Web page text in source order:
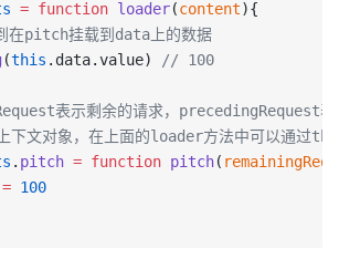
= function loader(content){
在pitch挂载到data上的数据
(this .data.value)
// 100
表示剩余的请求，precedingRequest表
文对象，在上面的loader方法中可以通过
. pitch = function pitch(
= 100